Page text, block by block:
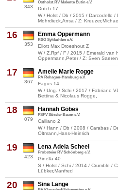
343
Ostholst.RV Malente Eutin e.V.
Dutch 17
W / Holst / Db / 2015 / Darcodello
Mohrdieck,Ansa / Z:
16
353
Emma Oppermann
RSG Syltkuhlen e.V.
Eliott Max Droeshout Z
W / Z.Rpf / F / 2015 / Emerald van
Oppermann,Peter / Z: Sven
17
367
Amelie Marie Rogge
RV Rehagen-Hamburg e.V.
Fagus 14
W / Ung. / Schi / 2017 / Fabriano
Bettina & Nicolaus Rogge,
18
079
Hannah Göbes
PSFV Süseler Baum e.V.
Calliano 2
W / Hann / Db / 2008 / Carabas /
Oltmann,Hans-Heinrich
19
423
Lena Adela Scheel
Probsteier RV Schönberg e.V.
Ginella 40
S / Holst / Schi / 2014 / Crumble /
Lübker,Manfred
20 Sina Lange